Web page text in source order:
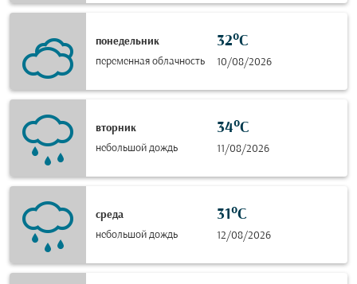
понедельник
переменная облачность
32°C
10/08/2026
вторник
небольшой дождь
34°C
11/08/2026
среда
небольшой дождь
31°C
12/08/2026